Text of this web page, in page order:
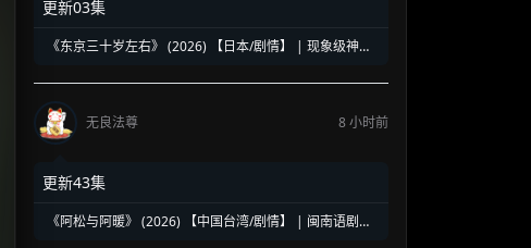
更新03集
《东京三十岁左右》 (2026) 【日本/剧情】 | 现象级神剧
无良法尊 8 小时前
更新43集
《阿松与阿暖》 (2026) 【中国台湾/剧情】 | 闽南语剧视